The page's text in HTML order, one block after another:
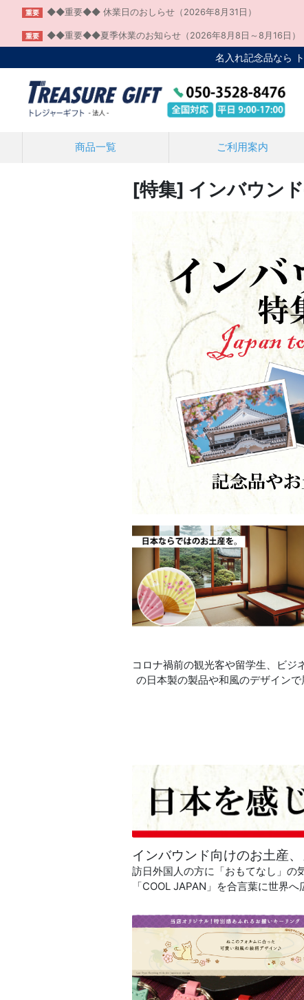
重要 ◆◆重要◆◆ 休業日のおしらせ（2026年8月31日）
重要 ◆◆重要◆◆夏季休業のお知らせ（2026年8月8日～8月16日）
名入れ記念品なら
商品一覧 ご利用案内
[特集] インバウン
コロナ禍前の観光客や留学生、ビ
の日本製の製品や和風のデザイン
インバウンド向けのお土産
訪日外国人の方に「おもてなし」の
「COOL JAPAN」を合言葉に世界